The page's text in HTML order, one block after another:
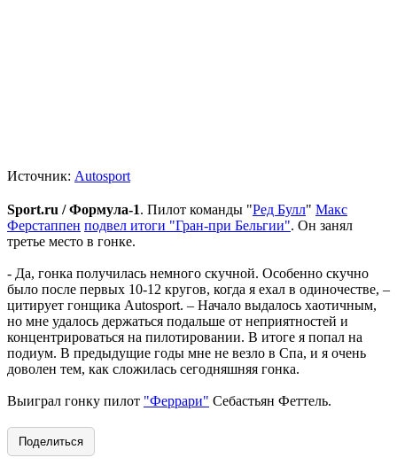
Источник: Autosport
Sport.ru / Формула-1. Пилот команды "Ред Булл" Макс
Ферстаппен подвел итоги "Гран-при Бельгии". Он занял
третье место в гонке.
- Да, гонка получилась немного скучной. Особенно скучно
было после первых 10-12 кругов, когда я ехал в одиночестве, –
цитирует гонщика Autosport. – Начало выдалось хаотичным,
но мне удалось держаться подальше от неприятностей и
концентрироваться на пилотировании. В итоге я попал на
подиум. В предыдущие годы мне не везло в Спа, и я очень
доволен тем, как сложилась сегодняшняя гонка.
Выиграл гонку пилот "Феррари" Себастьян Феттель.
Поделиться